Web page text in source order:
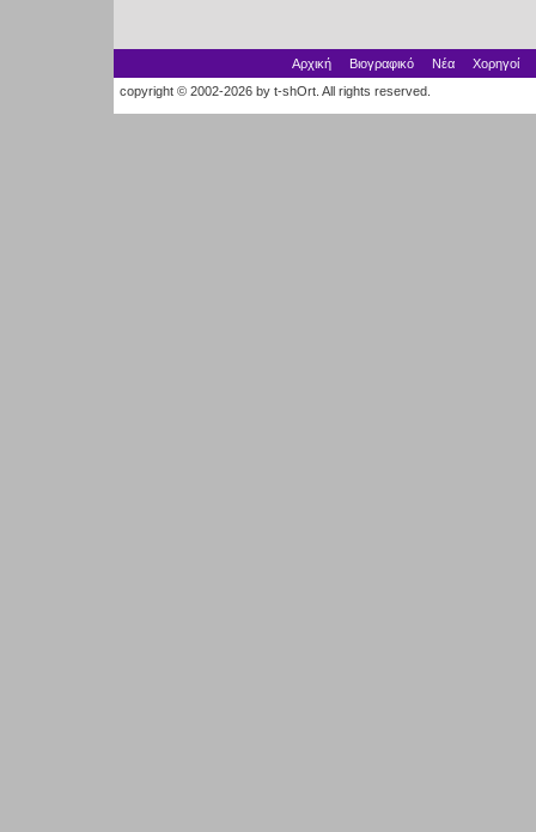
Αρχική Βιογραφικό Νέα
Χορηγοί
copyright © 2002-2026 by t-shOrt. All rights reserved.